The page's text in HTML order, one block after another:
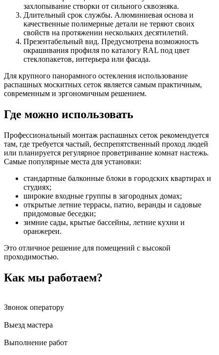
захлопывание створки от сильного сквозняка.
Длительный срок службы. Алюминиевая основа и
качественные полимерные детали не теряют своих
свойств на протяжении нескольких десятилетий.
Презентабельный вид. Предусмотрена возможность
окрашивания профиля по каталогу RAL под цвет
стеклопакетов, интерьера или фасада.
Для крупного панорамного остекления использование
распашных москитных сеток является самым практичным,
современным и эргономичным решением.
Где можно использовать
Профессиональный монтаж распашных сеток рекомендуется
там, где требуется частый, беспрепятственный проход людей
или планируется регулярное проветривание комнат настежь.
Самые популярные места для установки:
стандартные балконные блоки в городских квартирах и
студиях;
широкие входные группы в загородных домах;
открытые летние террасы, патио, веранды и садовые
придомовые беседки;
зимние сады, крытые бассейны, летние кухни и
оранжереи.
Это отличное решение для помещений с высокой
проходимостью.
Как мы работаем?
Звонок оператору
Выезд мастера
Выполнение работ